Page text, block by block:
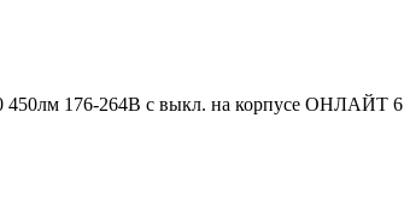
450лм 176-264В с выкл. на корпусе ОНЛАЙТ